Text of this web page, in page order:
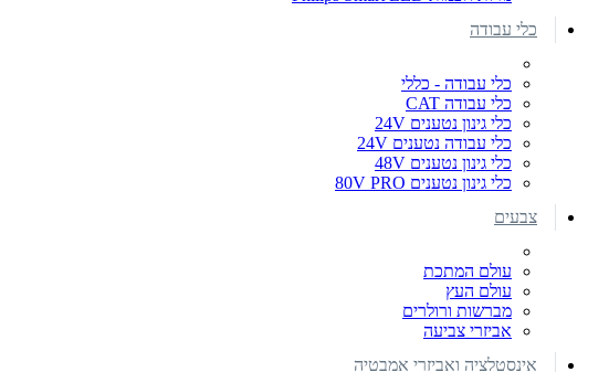
כלי עבודה
כלי עבודה - כללי
כלי עבודה CAT
כלי גינון נטענים 24V
כלי עבודה נטענים 24V
כלי גינון נטענים 48V
כלי גינון נטענים 80V PRO
צבעים
עולם המתכת
עולם העץ
מברשות ורולרים
אביזרי צביעה
אינסטלציה ואביזרי אמבטיה